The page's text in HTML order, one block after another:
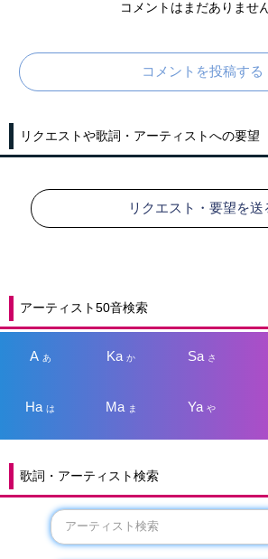
コメントはまだありません
コメントを投稿する
リクエストや歌詞・アーティストへの要望
リクエスト・要望を送
アーティスト50音検索
A あ Kaか Sa さ
Haは Ma ま Yaや
歌詞・アーティスト検索